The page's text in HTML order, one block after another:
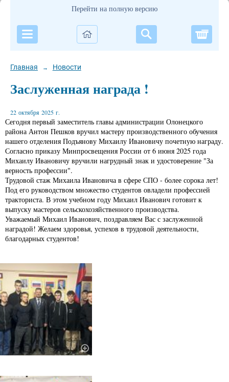
Перейти на полную версию
Главная → Новости
Заслуженная награда !
22 октября 2025 г.
Сегодня первый заместитель главы администрации Олонецкого
района Антон Пешков вручил мастеру производственного обучения
нашего отделения Подъянову Михаилу Ивановичу почетную награду.
Согласно приказу Минпросвещения России от 6 июня 2025 года
Михаилу Ивановичу вручили нагрудный знак и удостоверение "За
верность профессии".
Трудовой стаж Михаила Ивановича в сфере СПО - более сорока лет!
Под его руководством множество студентов овладели профессией
тракториста. В этом учебном году Михаил Иванович готовит к
выпуску мастеров сельскохозяйственного производства.
Уважаемый Михаил Иванович, поздравляем Вас с заслуженной
наградой! Желаем здоровья, успехов в трудовой деятельности,
благодарных студентов!